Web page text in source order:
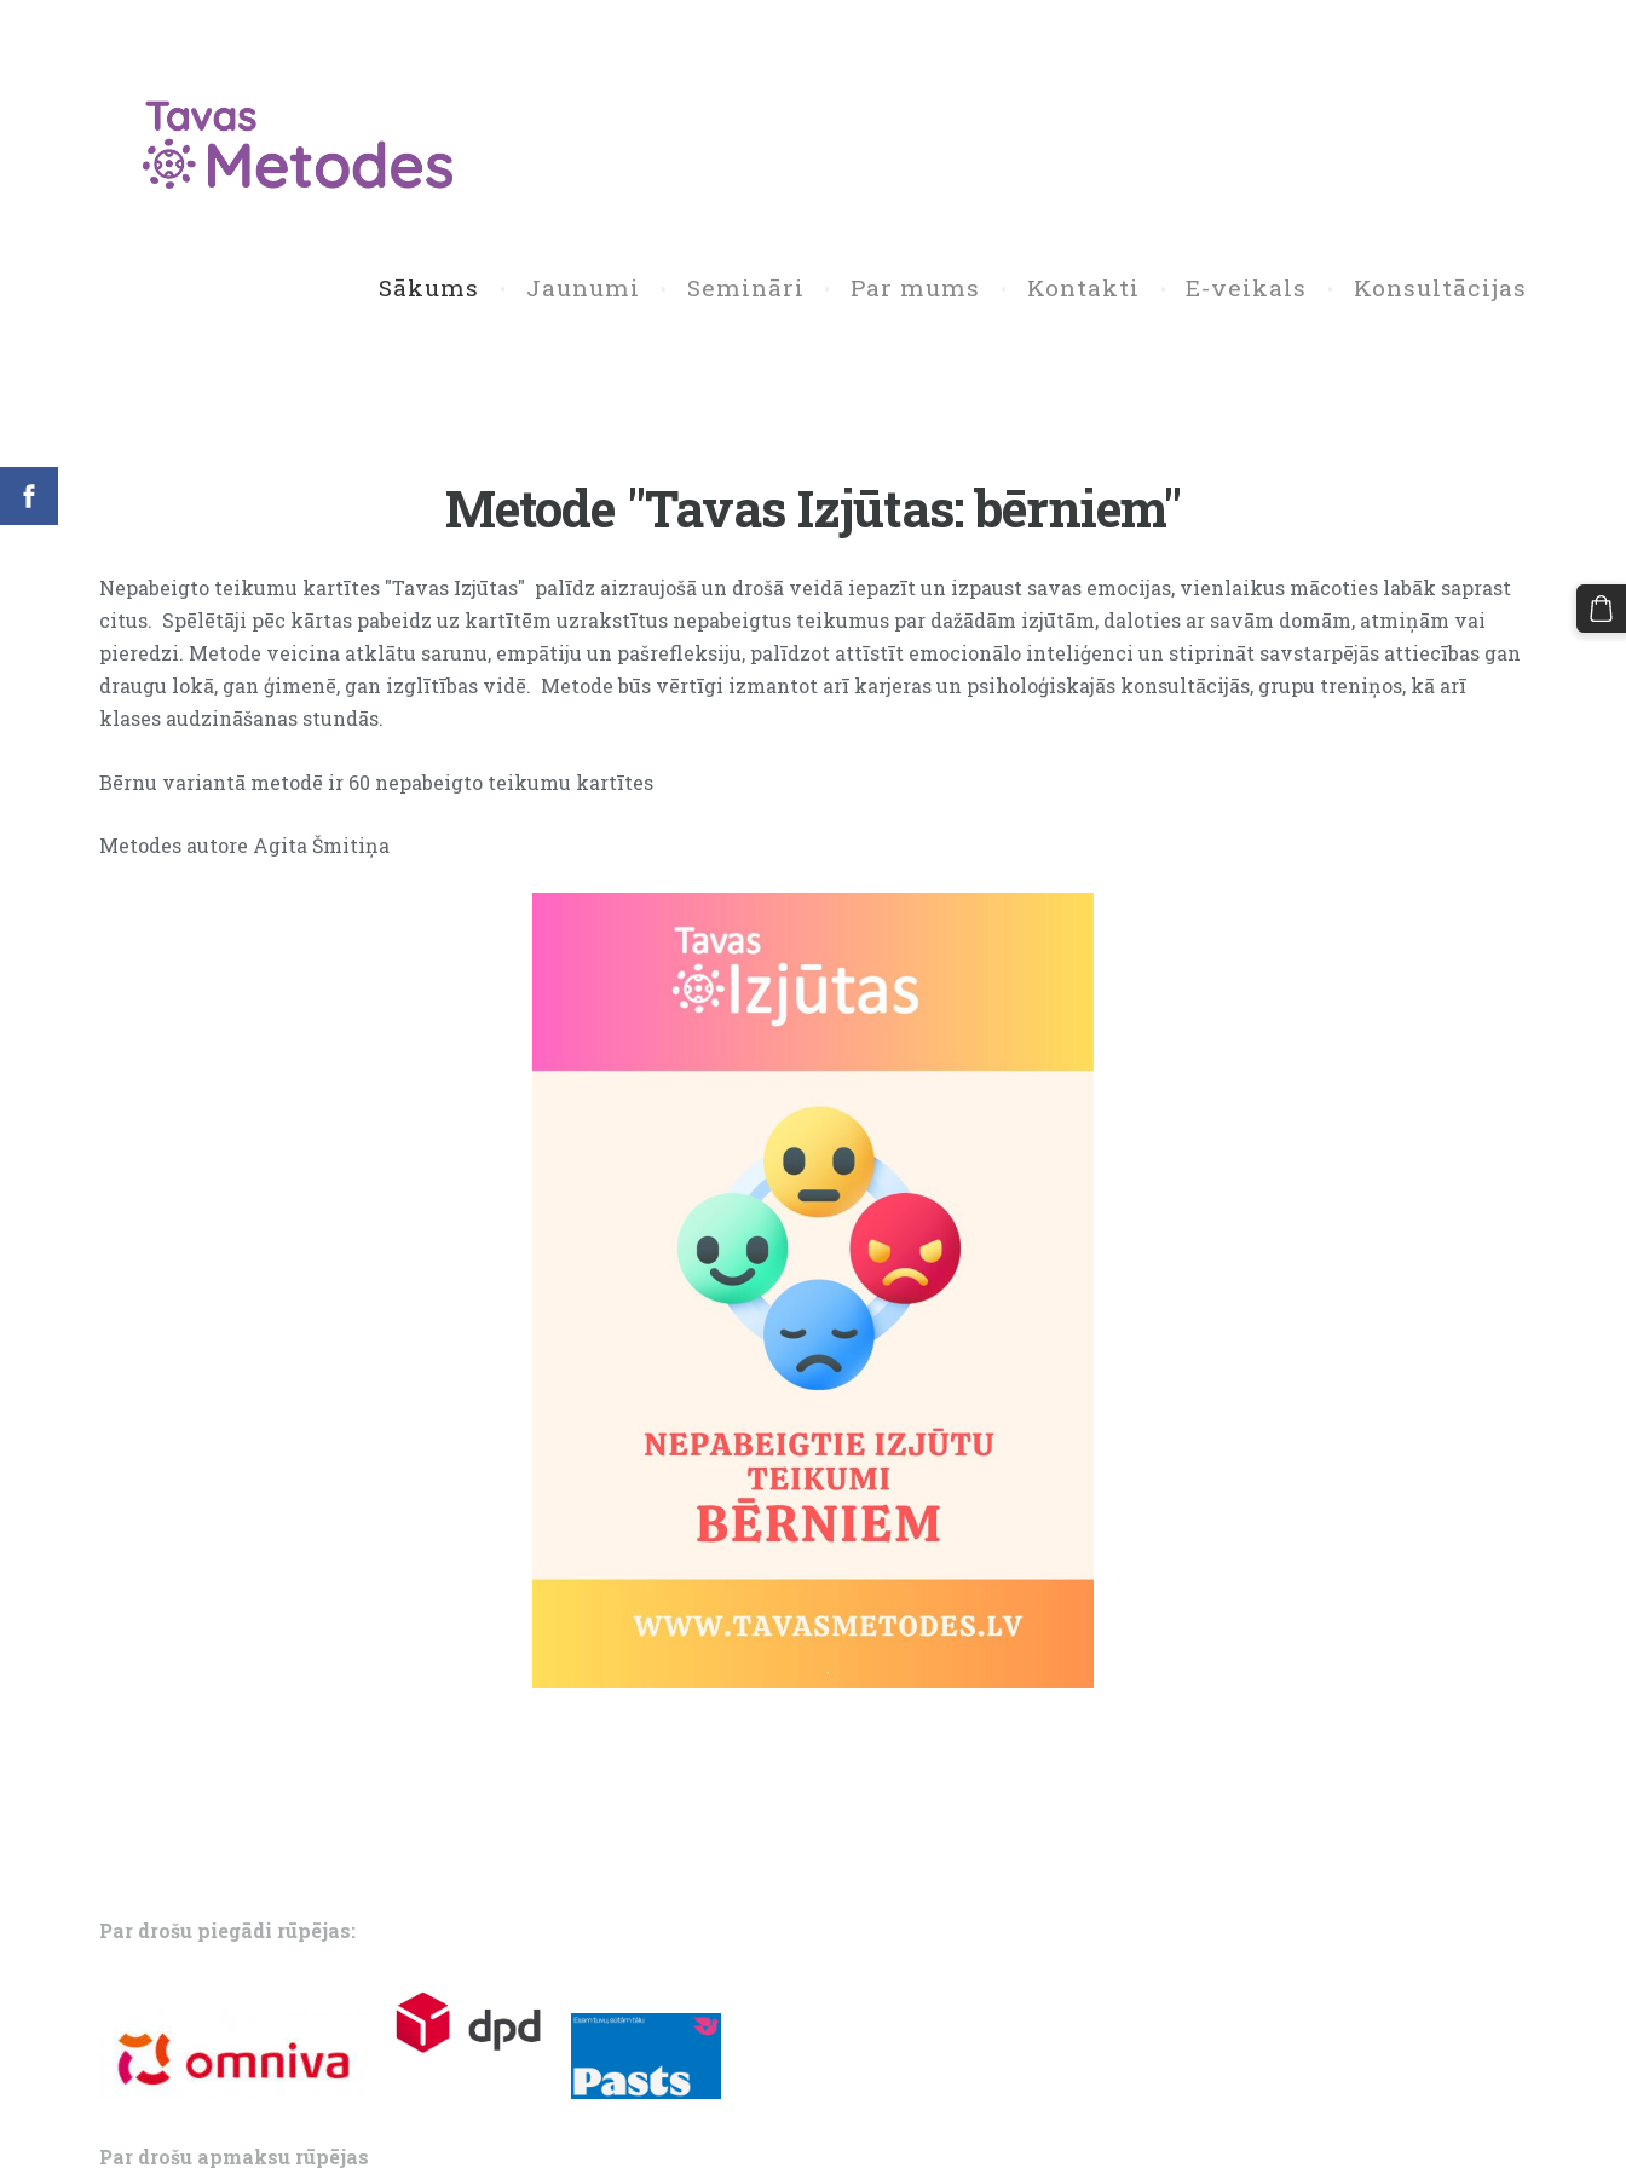
Sākums Jaunumi Semināri Par mums Kontakti E-veikals Konsultācijas
Metode "Tavas Izjūtas: bērniem"
Nepabeigto teikumu kartītes "Tavas Izjūtas" palīdz aizraujošā un drošā veidā iepazīt un izpaust savas emocijas, vienlaikus mācoties labāk saprast
citus. Spēlētāji pēc kārtas pabeidz uz kartītēm uzrakstītus nepabeigtus teikumus par dažādām izjūtām, daloties ar savām domām, atmiņām vai
pieredzi. Metode veicina atklātu sarunu, empātiju un pašrefleksiju, palīdzot attīstīt emocionālo inteliģenci un stiprināt savstarpējās attiecības gan
draugu lokā, gan ģimenē, gan izglītības vidē. Metode būs vērtīgi izmantot arī karjeras un psiholoģiskajās konsultācijās, grupu treniņos, kā arī
klases audzināšanas stundās.
Bērnu variantā metodē ir 60 nepabeigto teikumu kartītes
Metodes autore Agita Šmitiņa
Par drošu piegādi rūpējas:
Par drošu apmaksu rūpējas